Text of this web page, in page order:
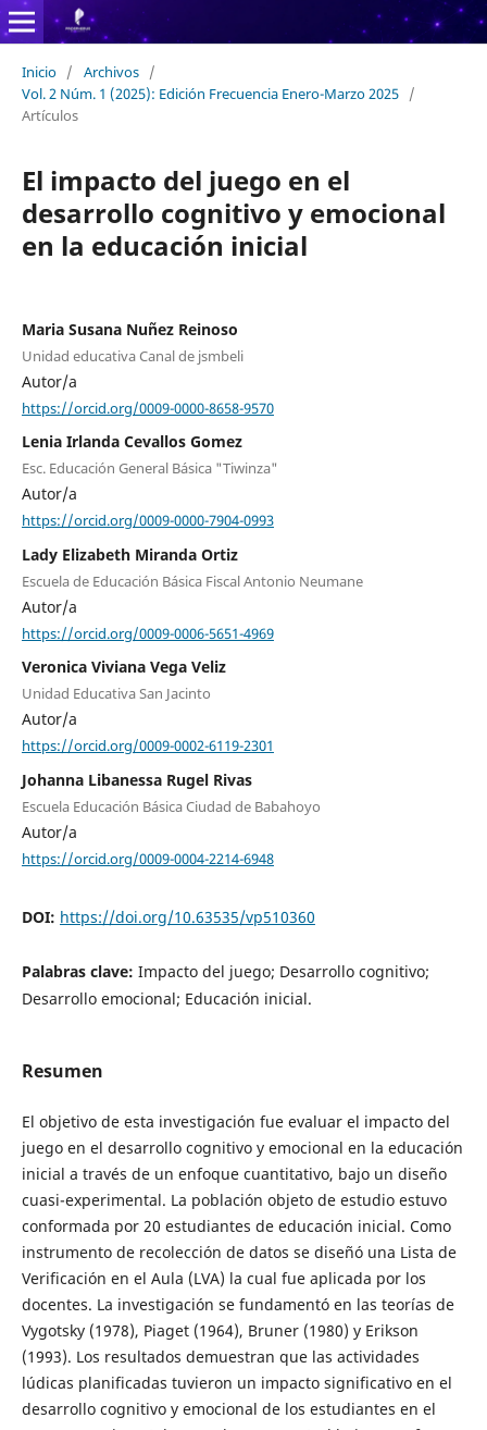
Inicio / Archivos /
Vol. 2 Núm. 1 (2025): Edición Frecuencia Enero-Marzo 2025 /
Artículos
El impacto del juego en el
desarrollo cognitivo y emocional
en la educación inicial
Maria Susana Nuñez Reinoso
Unidad educativa Canal de jsmbeli
Autor/a
https://orcid.org/0009-0000-8658-9570
Lenia Irlanda Cevallos Gomez
Esc. Educación General Básica "Tiwinza"
Autor/a
https://orcid.org/0009-0000-7904-0993
Lady Elizabeth Miranda Ortiz
Escuela de Educación Básica Fiscal Antonio Neumane
Autor/a
https://orcid.org/0009-0006-5651-4969
Veronica Viviana Vega Veliz
Unidad Educativa San Jacinto
Autor/a
https://orcid.org/0009-0002-6119-2301
Johanna Libanessa Rugel Rivas
Escuela Educación Básica Ciudad de Babahoyo
Autor/a
https://orcid.org/0009-0004-2214-6948
DOI: https://doi.org/10.63535/vp510360
Palabras clave: Impacto del juego; Desarrollo cognitivo;
Desarrollo emocional; Educación inicial.
Resumen
El objetivo de esta investigación fue evaluar el impacto del
juego en el desarrollo cognitivo y emocional en la educación
inicial a través de un enfoque cuantitativo, bajo un diseño
cuasi-experimental. La población objeto de estudio estuvo
conformada por 20 estudiantes de educación inicial. Como
instrumento de recolección de datos se diseñó una Lista de
Verificación en el Aula (LVA) la cual fue aplicada por los
docentes. La investigación se fundamentó en las teorías de
Vygotsky (1978), Piaget (1964), Bruner (1980) y Erikson
(1993). Los resultados demuestran que las actividades
lúdicas planificadas tuvieron un impacto significativo en el
desarrollo cognitivo y emocional de los estudiantes en el